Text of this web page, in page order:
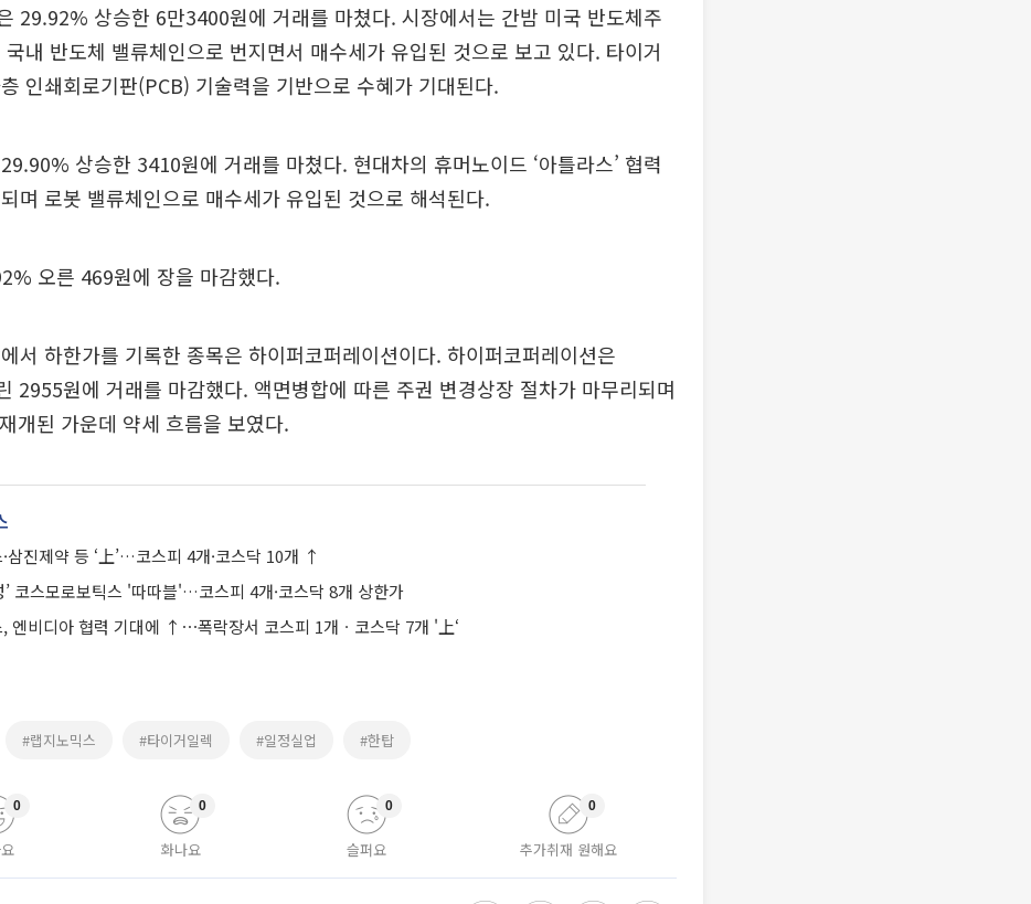
29.92% 상승한 6만3400원에 거래를 마쳤다. 시장에서는 간밤 미국 반도체주
내 반도체 밸류체인으로 번지면서 매수세가 유입된 것으로 보고 있다. 타이거
인쇄회로기판(PCB) 기술력을 기반으로 수혜가 기대된다.
상승한 3410원에 거래를 마쳤다. 현대차의 휴머노이드 ‘아틀라스’ 협력
며 로봇 밸류체인으로 매수세가 유입된 것으로 해석된다.
오른 469원에 장을 마감했다.
서 하한가를 기록한 종목은 하이퍼코퍼레이션이다. 하이퍼코퍼레이션은
2955원에 거래를 마감했다. 액면병합에 따른 주권 변경상장 절차가 마무리되며
개된 가운데 약세 흐름을 보였다.
삼진제약 등 ‘上’…코스피 4개·코스닥 10개 ↑
’ 코스모로보틱스 '따따블'…코스피 4개·코스닥 8개 상한가
엔비디아 협력 기대에 ↑⋯폭락장서 코스피 1개ㆍ코스닥 7개 '上‘
#랩지노믹스 #타이거일렉 #일정실업 #한탑
0
화나요
0
슬퍼요
0
추가취재 원해요
0